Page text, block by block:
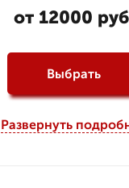
от 12000
Выбрать
Развернуть